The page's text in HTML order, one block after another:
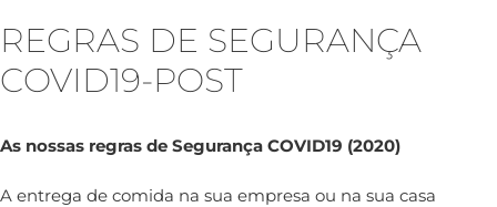
REGRAS DE SEGURANÇA
COVID19-POST
As nossas regras de Segurança COVID19 (2020)
A entrega de comida na sua empresa ou na sua casa